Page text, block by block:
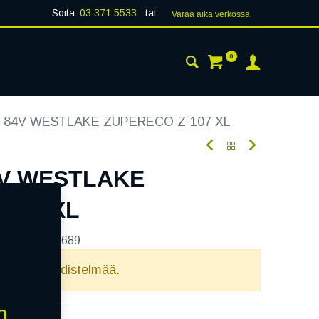
Soita 03 371 5533 tai Varaa aika verk​​​​ossa
0
84V WESTLAKE ZUPERECO Z-107 XL
WESTLAKE
107 XL
213689
yhdistelmää.